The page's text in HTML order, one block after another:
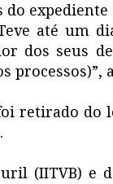
até um
dos seus
processos)”,
retirado do
(IITVB) e